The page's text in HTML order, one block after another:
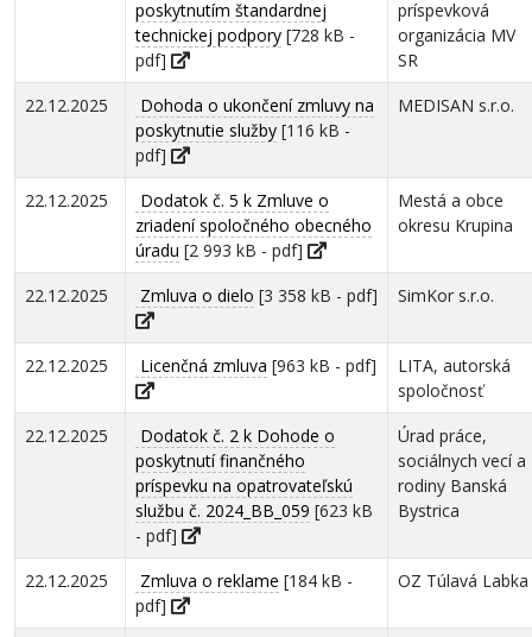
poskytnutím štandardnej
technickej podpory [728 kB -
pdf]
príspevková
organizácia MV
SR
22.12.2025
Dohoda o ukončení zmluvy na
poskytnutie služby [116 kB -
pdf]
MEDISAN s.r.o.
22.12.2025
Dodatok č. 5 k Zmluve o
zriadení spoločného obecného
úradu [2 993 kB - pdf]
Mestá a obce
okresu Krupina
22.12.2025 Zmluva o dielo [3 358 kB - pdf] SimKor s.r.o.
22.12.2025 Licenčná zmluva [963 kB - pdf]
LITA, autorská
spoločnosť
22.12.2025
Dodatok č. 2 k Dohode o
poskytnutí finančného
príspevku na opatrovateľskú
službu č. 2024_BB_059 [623 kB
- pdf]
Úrad práce,
sociálnych vecí a
rodiny Banská
Bystrica
22.12.2025 Zmluva o reklame [184 kB -
pdf]
OZ Túlavá Labka